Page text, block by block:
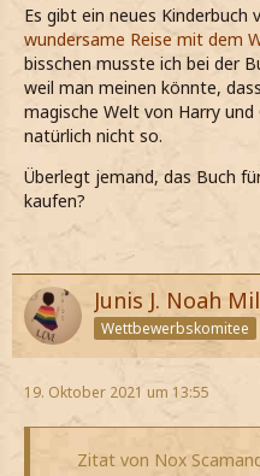
Es gibt ein neues Kinderbuch
wundersame Reise mit dem
bisschen musste ich bei der
weil man meinen könnte,
magische Welt von Harry
natürlich nicht so.
Überlegt jemand, das Buch
kaufen?
Junis J. Noah
Wettbewerbskomitee
19. Oktober 2021 um 13:55
Zitat von Nox